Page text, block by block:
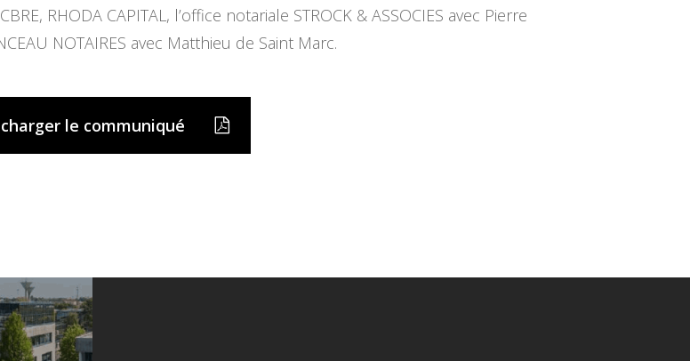
RHODA CAPITAL, l’office notariale STROCK & ASSOCIES avec Pierre
NOTAIRES avec Matthieu de Saint Marc.
le communiqué